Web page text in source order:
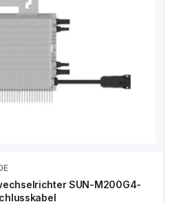
Angebot
SUN-M200G4-